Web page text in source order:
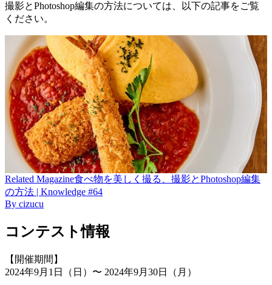
撮影とPhotoshop編集の方法については、以下の記事をご覧
ください。
Related Magazine食べ物を美しく撮る、撮影とPhotoshop編集
の方法 | Knowledge #64
By cizucu
コンテスト情報
【開催期間】
2024年9月1日（日）〜 2024年9月30日（月）